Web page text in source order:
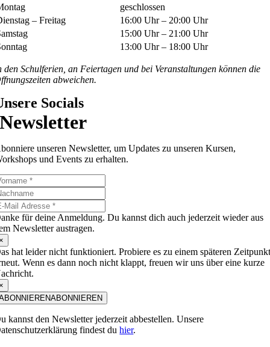
geschlossen
– Freitag
16:00 Uhr – 20:00 Uhr
15:00 Uhr – 21:00 Uhr
13:00 Uhr – 18:00 Uhr
den Schulferien, an Feiertagen und bei Veranstaltungen können die
abweichen.
Socials
Newsletter
unseren Newsletter, um Updates zu unseren Kursen,
und Events zu erhalten.
für deine Anmeldung. Du kannst dich auch jederzeit wieder aus
Newsletter austragen.
hat leider nicht funktioniert. Probiere es zu einem späteren
Wenn es dann noch nicht klappt, freuen wir uns über eine kurze
ABONNIEREN
kannst den Newsletter jederzeit abbestellen. Unsere
findest duhier.